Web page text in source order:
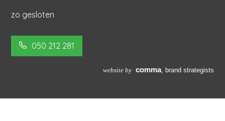
zo gesloten
050 212 281
website by comma, brand strategists